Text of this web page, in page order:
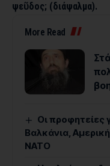
ψεῦδος; (διάψαλμα).
More Read
Οι προφητείες
Βαλκάνια,
ΝΑΤΟ